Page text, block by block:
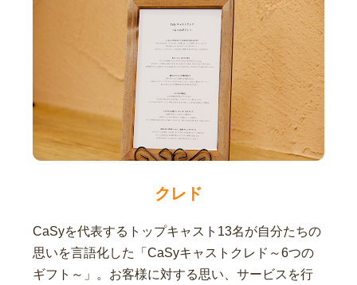
クレド
CaSyを代表するトップキャスト13名が自分たちの
思いを言語化した「CaSyキャストクレド～6つの
ギフト～」。お客様に対する思い、サービスを行